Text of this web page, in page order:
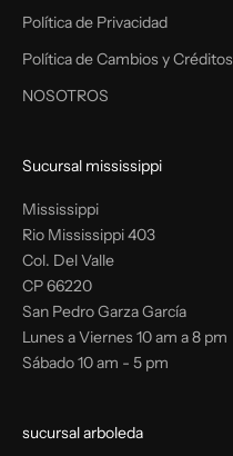
Política de Privacidad
Política de Cambios y Créditos
NOSOTROS
Sucursal mississippi
Mississippi
Rio Mississippi 403
Col. Del Valle
CP 66220
San Pedro Garza García
Lunes a Viernes 10 am a 8 pm
Sábado 10 am - 5 pm
sucursal arboleda